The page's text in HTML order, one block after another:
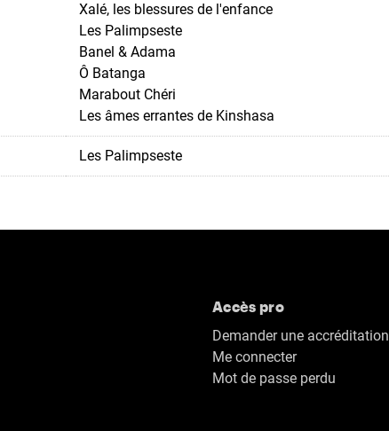
Xalé, les blessures de l'enfance
Les Palimpseste
Banel & Adama
Ô Batanga
Marabout Chéri
Les âmes errantes de Kinshasa
Les Palimpseste
Accès pro
Demander une accréditation
Me connecter
Mot de passe perdu